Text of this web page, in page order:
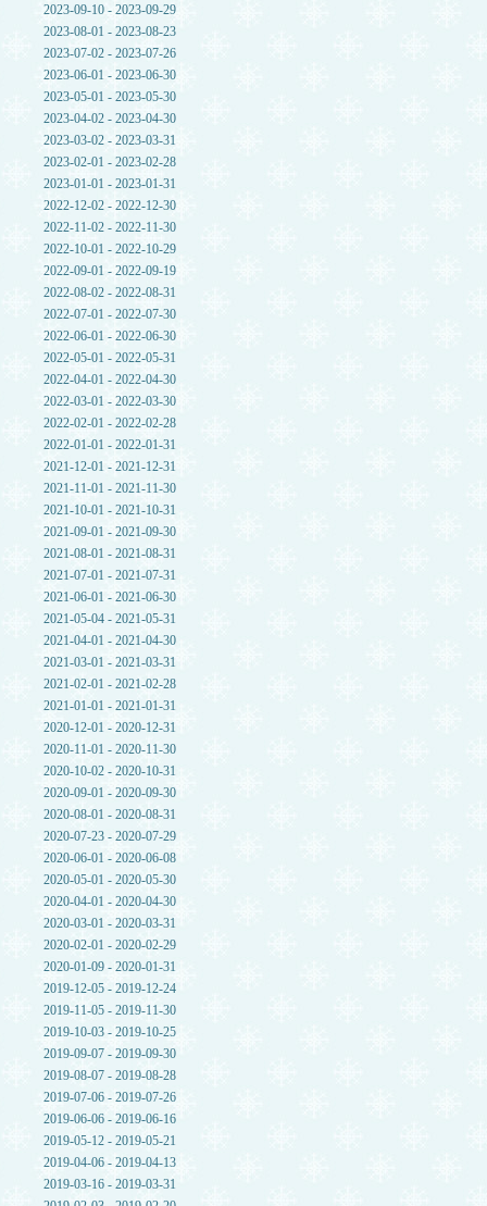
2023-09-10 - 2023-09-29
2023-08-01 - 2023-08-23
2023-07-02 - 2023-07-26
2023-06-01 - 2023-06-30
2023-05-01 - 2023-05-30
2023-04-02 - 2023-04-30
2023-03-02 - 2023-03-31
2023-02-01 - 2023-02-28
2023-01-01 - 2023-01-31
2022-12-02 - 2022-12-30
2022-11-02 - 2022-11-30
2022-10-01 - 2022-10-29
2022-09-01 - 2022-09-19
2022-08-02 - 2022-08-31
2022-07-01 - 2022-07-30
2022-06-01 - 2022-06-30
2022-05-01 - 2022-05-31
2022-04-01 - 2022-04-30
2022-03-01 - 2022-03-30
2022-02-01 - 2022-02-28
2022-01-01 - 2022-01-31
2021-12-01 - 2021-12-31
2021-11-01 - 2021-11-30
2021-10-01 - 2021-10-31
2021-09-01 - 2021-09-30
2021-08-01 - 2021-08-31
2021-07-01 - 2021-07-31
2021-06-01 - 2021-06-30
2021-05-04 - 2021-05-31
2021-04-01 - 2021-04-30
2021-03-01 - 2021-03-31
2021-02-01 - 2021-02-28
2021-01-01 - 2021-01-31
2020-12-01 - 2020-12-31
2020-11-01 - 2020-11-30
2020-10-02 - 2020-10-31
2020-09-01 - 2020-09-30
2020-08-01 - 2020-08-31
2020-07-23 - 2020-07-29
2020-06-01 - 2020-06-08
2020-05-01 - 2020-05-30
2020-04-01 - 2020-04-30
2020-03-01 - 2020-03-31
2020-02-01 - 2020-02-29
2020-01-09 - 2020-01-31
2019-12-05 - 2019-12-24
2019-11-05 - 2019-11-30
2019-10-03 - 2019-10-25
2019-09-07 - 2019-09-30
2019-08-07 - 2019-08-28
2019-07-06 - 2019-07-26
2019-06-06 - 2019-06-16
2019-05-12 - 2019-05-21
2019-04-06 - 2019-04-13
2019-03-16 - 2019-03-31